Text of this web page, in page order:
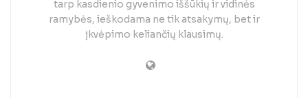
tarp kasdienio gyvenimo iššūkių ir vidinės
ramybės, ieškodama ne tik atsakymų, bet ir
įkvėpimo keliančių klausimų.